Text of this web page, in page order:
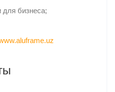
для бизнеса;